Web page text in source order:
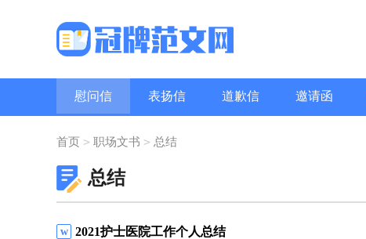
慰问信 表扬信 道歉信 邀请函
首页 > 职场文书 > 总结
总结
2021护士医院工作个人总结